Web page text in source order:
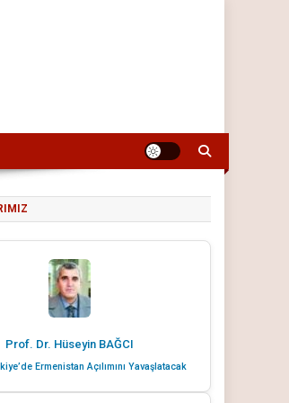
Prof. Dr. Hüseyin BAĞCI
Ermenistan Açılımını Yavaşlatacak